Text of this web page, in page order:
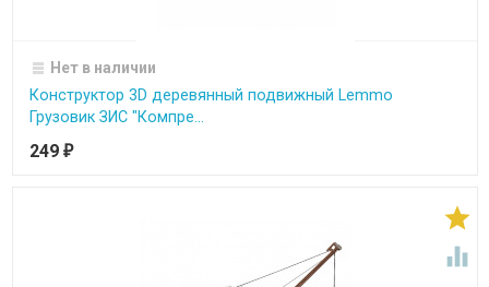
Нет в наличии
Конструктор 3D деревянный подвижный Lemmo
Грузовик ЗИС "Компре...
249 ₽

